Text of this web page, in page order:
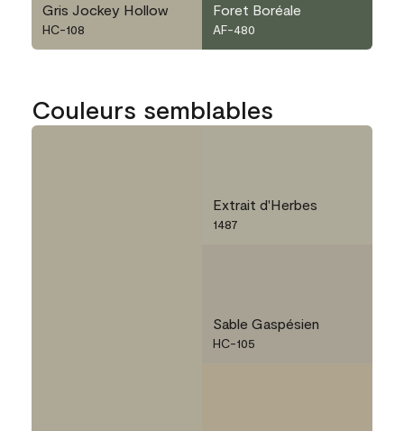
Gris Jockey Hollow
HC-108
Foret Boréale
AF-480
Couleurs semblables
Extrait d'Herbes
1487
Sable Gaspésien
HC-105